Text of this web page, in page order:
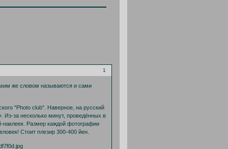
1
же словом называются и сами
"Photo club". Наверное, на русский
Из-за несколько минут, проведённых в
наклеек. Размер каждой фотографии
Стоит плезир 300-400 йен.